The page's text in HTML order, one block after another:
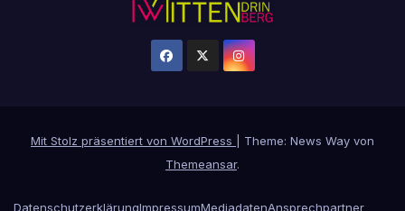
Mit Stolz präsentiert von WordPress
Theme: News Way von
Themeansar.
DatenschutzerklärungImpressumMediadatenAnsprechpartner